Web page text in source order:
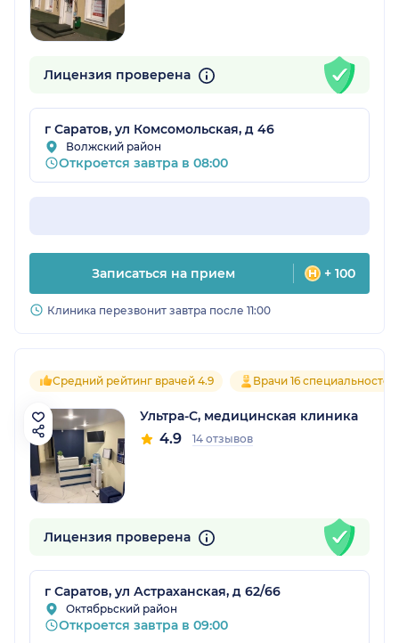
Лицензия проверена
г Саратов, ул Комсомольская, д 46
Волжский район
Откроется завтра в 08:00
Записаться на прием + 100
Клиника перезвонит завтра после 11:00
Средний рейтинг врачей 4.9 Врачи 16 специальностей
Ультра-С, медицинская клиника
4.9 14 отзывов
Лицензия проверена
г Саратов, ул Астраханская, д 62/66
Октябрьский район
Откроется завтра в 09:00